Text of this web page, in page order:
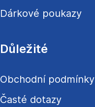
Dárkové poukazy
Důležité
Obchodní podmínky
Časté dotazy